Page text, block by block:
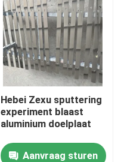
Hebei Zexu sputtering
experiment blaast
aluminium doelplaat
Aanvraag sturen